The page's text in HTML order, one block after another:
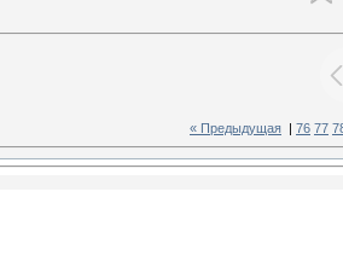
« Предыдущая 76 77